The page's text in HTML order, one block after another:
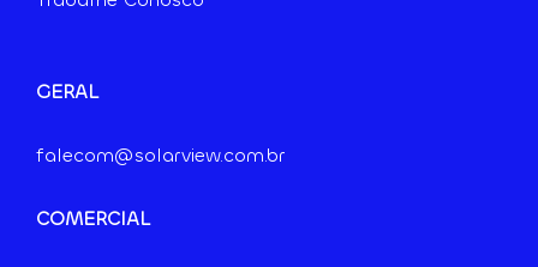
GERAL
falecom@solarview.com.br
COMERCIAL